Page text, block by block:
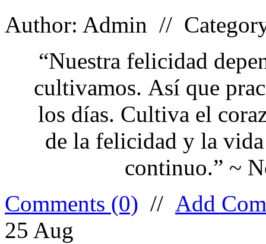
Author: Admin //
“Nuestra felicidad
cultivamos. Así que
los días. Cultiva el
de la felicidad y la
continuo.” ~
Comments (0) // Add
25 Aug